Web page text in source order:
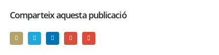
Comparteix aquesta publicació